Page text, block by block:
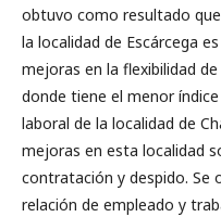
obtuvo como resultado
la localidad de Escárcega
mejoras en la flexibilidad
donde tiene el menor
laboral de la localidad de
mejoras en esta localidad
contratación y despido. Se
relación de empleado y